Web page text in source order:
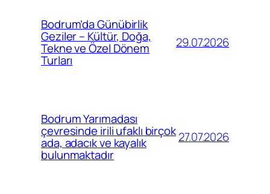
Bodrum’da Günübirlik
Geziler – Kültür, Doğa,
Tekne ve Özel Dönem
Turları
29.07.2026
Bodrum Yarımadası
çevresinde irili ufaklı birçok
ada, adacık ve kayalık
bulunmaktadır
27.07.2026